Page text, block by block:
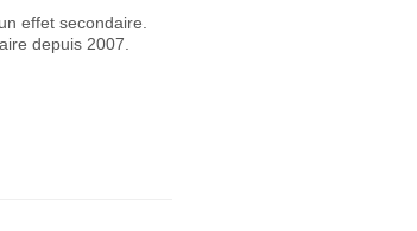
effet secondaire.
depuis 2007.